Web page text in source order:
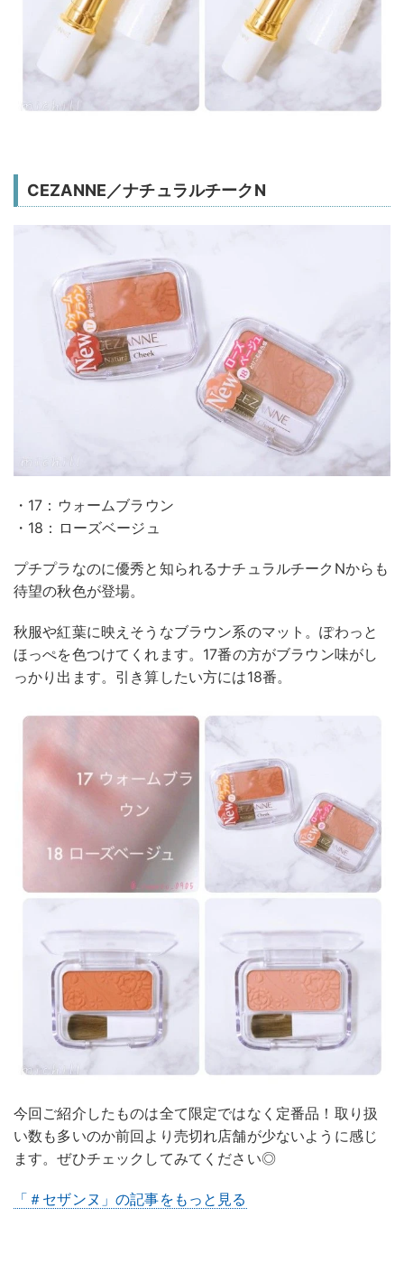
CEZANNE／ナチュラルチークN
・17：ウォームブラウン
・18：ローズベージュ
プチプラなのに優秀と知られるナチュラルチークNからも
待望の秋色が登場。
秋服や紅葉に映えそうなブラウン系のマット。ぽわっと
ほっぺを色つけてくれます。17番の方がブラウン味がし
っかり出ます。引き算したい方には18番。
今回ご紹介したものは全て限定ではなく定番品！取り扱
い数も多いのか前回より売切れ店舗が少ないように感じ
ます。ぜひチェックしてみてください◎
「＃セザンヌ」の記事をもっと見る